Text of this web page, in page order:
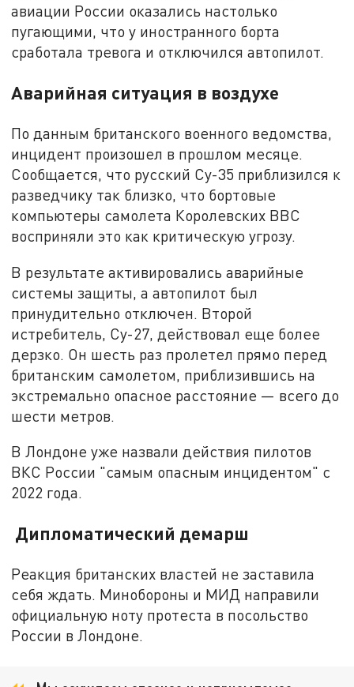
авиации России оказались настолько
пугающими, что у иностранного борта
сработала тревога и отключился автопилот.
Аварийная ситуация в воздухе
По данным британского военного ведомства,
инцидент произошел в прошлом месяце.
Сообщается, что русский Су-35 приблизился к
разведчику так близко, что бортовые
компьютеры самолета Королевских ВВС
восприняли это как критическую угрозу.
В результате активировались аварийные
системы защиты, а автопилот был
принудительно отключен. Второй
истребитель, Су-27, действовал еще более
дерзко. Он шесть раз пролетел прямо перед
британским самолетом, приблизившись на
экстремально опасное расстояние — всего до
шести метров.
В Лондоне уже назвали действия пилотов
ВКС России "самым опасным инцидентом" с
2022 года.
Дипломатический демарш
Реакция британских властей не заставила
себя ждать. Минобороны и МИД направили
официальную ноту протеста в посольство
России в Лондоне.